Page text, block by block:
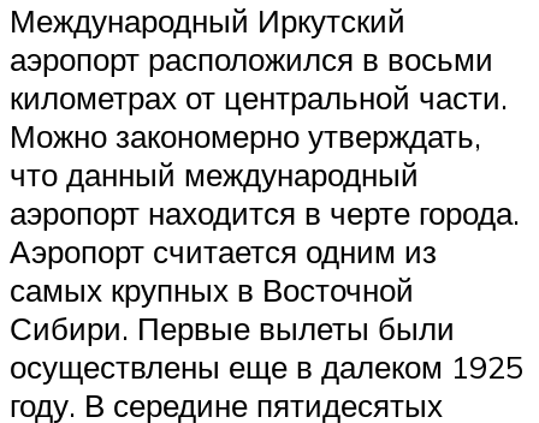
Международный Иркутский
аэропорт расположился в восьми
километрах от центральной части.
Можно закономерно утверждать,
что данный международный
аэропорт находится в черте города.
Аэропорт считается одним из
самых крупных в Восточной
Сибири. Первые вылеты были
осуществлены еще в далеком 1925
году. В середине пятидесятых